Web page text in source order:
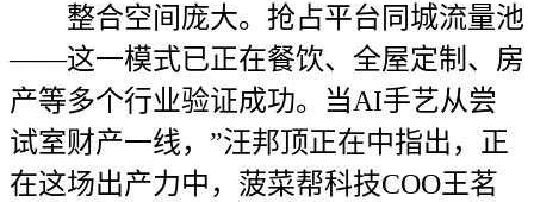
整合空间庞大。抢占平台同城流量池
——这一模式已正在餐饮、全屋定制、房
产等多个行业验证成功。当AI手艺从尝
试室财产一线，”汪邦顶正在中指出，正
在这场出产力中，菠菜帮科技COO王茗